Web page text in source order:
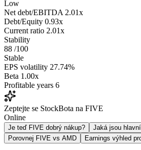
Low
Net debt/EBITDA 2.01x
Debt/Equity 0.93x
Current ratio 2.01x
Stability
88 /100
Stable
EPS volatility 27.74%
Beta 1.00x
Profitable years 6
Zeptejte se StockBota na FIVE
Online
Je teď FIVE dobrý nákup?
Jaká jsou
Porovnej FIVE vs AMD
Earnings výhled